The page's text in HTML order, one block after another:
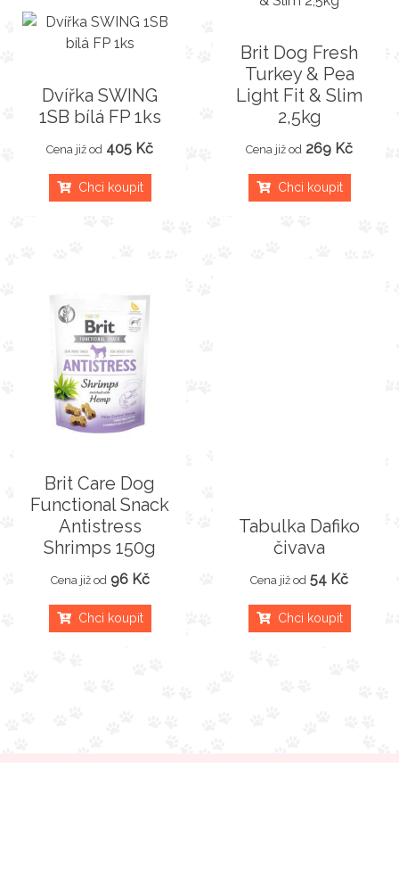
Dvířka SWING
1SB bílá FP 1ks
Cena již od 405 Kč
Chci koupit
Brit Dog Fresh
Turkey & Pea
Light Fit & Slim
2,5kg
Cena již od 269 Kč
Chci koupit
Brit Care Dog
Functional Snack
Antistress
Shrimps 150g
Cena již od 96 Kč
Chci koupit
Tabulka Dafiko
čivava
Cena již od 54 Kč
Chci koupit